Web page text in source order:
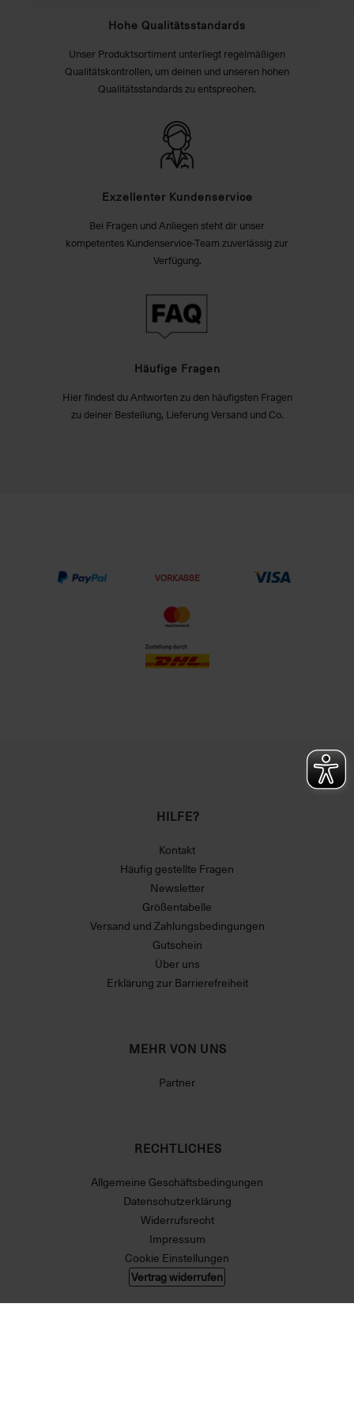
Hohe Qualitätsstandards
Unser Produktsortiment unterliegt regelmäßigen
Qualitätskontrollen, um deinen und unseren hohen
Qualitätsstandards zu entsprechen.
Exzellenter Kundenservice
Bei Fragen und Anliegen steht dir unser
kompetentes Kundenservice-Team zuverlässig zur
Verfügung.
Häufige Fragen
Hier findest du Antworten zu den häufigsten Fragen
zu deiner Bestellung, Lieferung Versand und Co.
VORKASSE
HILFE?
Kontakt
Häufig gestellte Fragen
Newsletter
Größentabelle
Versand und Zahlungsbedingungen
Gutschein
Über uns
Erklärung zur Barrierefreiheit
MEHR VON UNS
Partner
RECHTLICHES
Allgemeine Geschäftsbedingungen
Datenschutzerklärung
Widerrufsrecht
Impressum
Cookie Einstellungen
Vertrag widerrufen